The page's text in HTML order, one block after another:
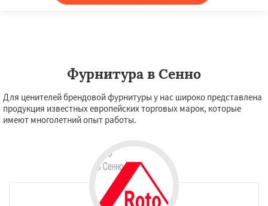
Фурнитура в Сенно
Для ценителей брендовой фурнитуры у нас широко представлена
продукция известных европейских торговых марок, которые
имеют многолетний опыт работы.